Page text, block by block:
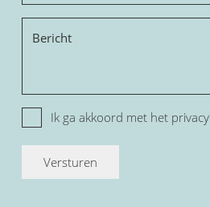
PrivacyIk ga akkoord met het